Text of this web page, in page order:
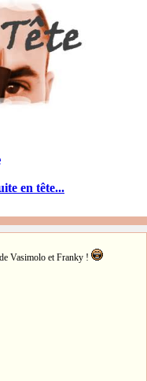
en tête...
Vasimolo et Franky !